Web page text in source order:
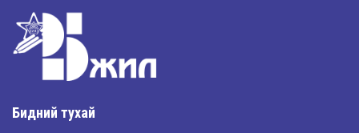
Бидний тухай